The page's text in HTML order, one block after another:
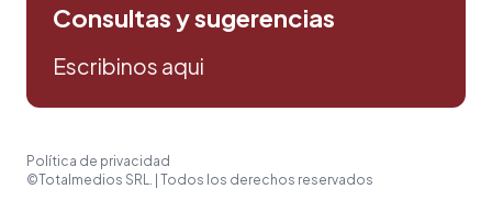
Consultas y sugerencias
Escribinos aqui
Política de privacidad
©Totalmedios SRL. | Todos los derechos reservados